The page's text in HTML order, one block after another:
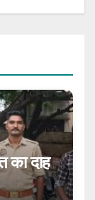
का दाह